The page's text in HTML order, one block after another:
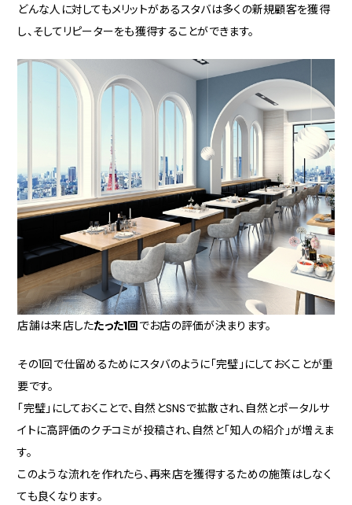
どんな人に対してもメリットがあるスタバは多くの新規顧客を獲得
し、そしてリピーターをも獲得することができます。
店舗は来店したたった1回でお店の評価が決まります。
その1回で仕留めるためにスタバのように「完璧」にしておくことが重
要です。
「完璧」にしておくことで、自然とSNSで拡散され、自然とポータルサ
イトに高評価のクチコミが投稿され、自然と「知人の紹介」が増えま
す。
このような流れを作れたら、再来店を獲得するための施策はしなく
ても良くなります。